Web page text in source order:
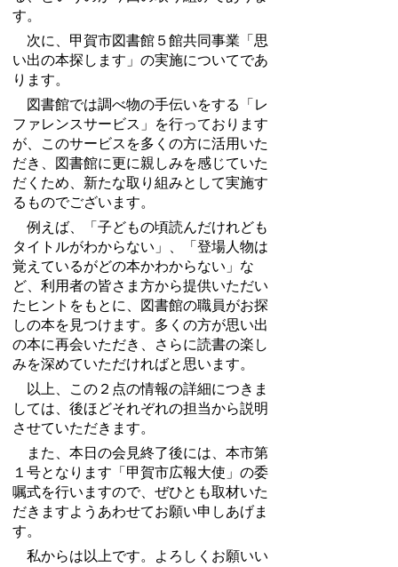
す。
次に、甲賀市図書館５館共同事業「思
い出の本探します」の実施についてであ
ります。
図書館では調べ物の手伝いをする「レ
ファレンスサービス」を行っております
が、このサービスを多くの方に活用いた
だき、図書館に更に親しみを感じていた
だくため、新たな取り組みとして実施す
るものでございます。
例えば、「子どもの頃読んだけれども
タイトルがわからない」、「登場人物は
覚えているがどの本かわからない」な
ど、利用者の皆さま方から提供いただい
たヒントをもとに、図書館の職員がお探
しの本を見つけます。多くの方が思い出
の本に再会いただき、さらに読書の楽し
みを深めていただければと思います。
以上、この２点の情報の詳細につきま
しては、後ほどそれぞれの担当から説明
させていただきます。
また、本日の会見終了後には、本市第
１号となります「甲賀市広報大使」の委
嘱式を行いますので、ぜひとも取材いた
だきますようあわせてお願い申しあげま
す。
私からは以上です。よろしくお願いい